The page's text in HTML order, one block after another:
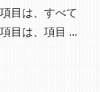
目は、すべて
目は、項目 ...